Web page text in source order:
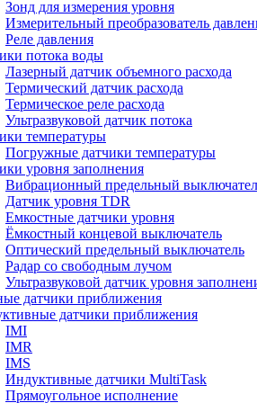
Зонд для измерения уровня
Измерительный преобразователь
Реле давления
потока воды
Лазерный датчик объемного расхода
Термический датчик расхода
Термическое реле расхода
Ультразвуковой датчик потока
температуры
Погружные датчики температуры
уровня заполнения
Вибрационный предельный
Датчик уровня TDR
Емкостные датчики уровня
Ёмкостный концевой выключатель
Оптический предельный выключатель
Радар со свободным лучом
Ультразвуковой датчик уровня
датчики приближения
датчики приближения
IMI
IMR
IMS
Индуктивные датчики MultiTask
Прямоугольное исполнение